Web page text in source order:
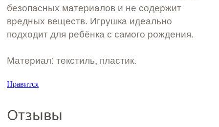
безопасных материалов и не содержит
вредных веществ. Игрушка идеально
подходит для ребёнка с самого рождения.
Материал: текстиль, пластик.
Нравится
Отзывы